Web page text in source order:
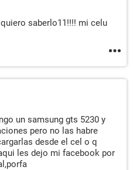
saberlo11!!!! mi celu
un samsung gts 5230 y
pero no las habre
desde el cel o q
les dejo mi facebook por